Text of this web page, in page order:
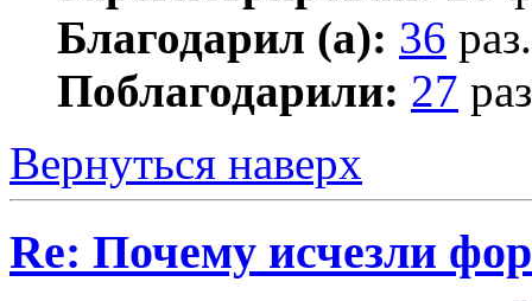
Благодарил (а): 36 раз.
Поблагодарили: 27
Вернуться наверх
Re: Почему исчезли